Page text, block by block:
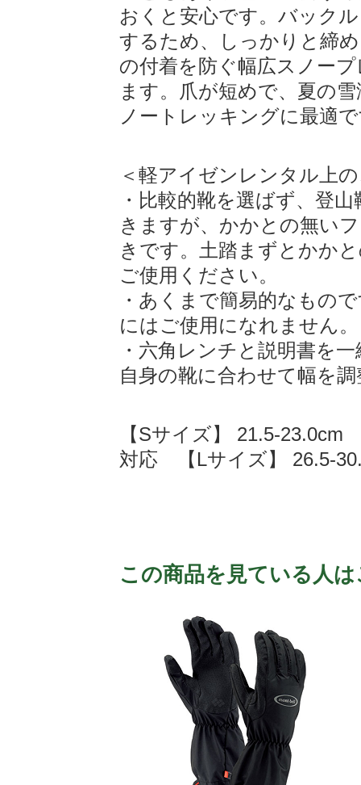
おくと安心です。バック
するため、しっかりと締
の付着を防ぐ幅広スノー
ます。爪が短めで、夏の
ノートレッキングに最適
＜軽アイゼンレンタル上
・比較的靴を選ばず、登
きますが、かかとの無い
きです。土踏まずとかか
ご使用ください。
・あくまで簡易的なもの
にはご使用になれません。
・六角レンチと説明書を
自身の靴に合わせて幅を
【Sサイズ】 21.5-
対応 【Lサイズ】 26.5-
この商品を見ている人